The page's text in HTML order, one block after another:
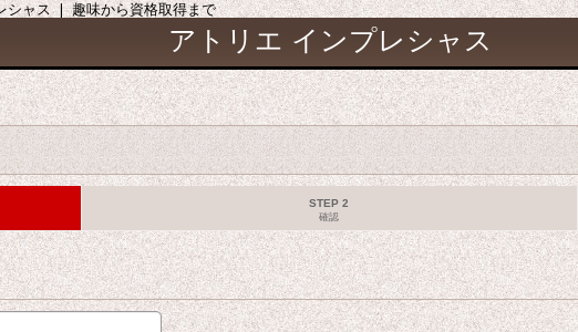
シャス ❘ 趣味から資格取得まで
アトリエ インプレシャス
STEP 2
確認